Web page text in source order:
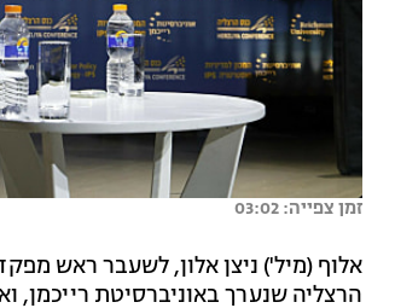
זמן צפייה: 03:02
אלוף (מיל') ניצן אלון, לשעבר ראש
הרצליה שנערך באוניברסיטת רייכמן,